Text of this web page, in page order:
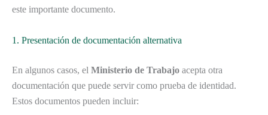
este importante documento.
1. Presentación de documentación alternativa
En algunos casos, el Ministerio de Trabajo acepta otra
documentación que puede servir como prueba de identidad.
Estos documentos pueden incluir: